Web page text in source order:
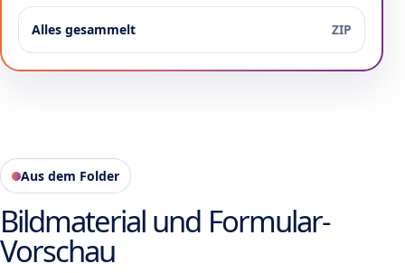
Alles gesammelt ZIP
Aus dem Folder
Bildmaterial und Formular-
Vorschau